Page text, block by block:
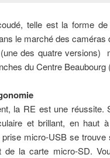
telle est la forme
le marché des caméras
des quatre versions)
du Centre
la RE est une réussite.
et brillant, en haut
prise micro-USB se trouve
de la carte micro-SD.